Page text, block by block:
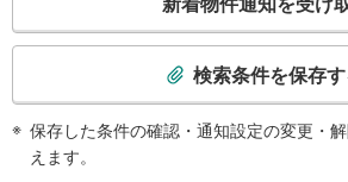
検
検索条件を保存
保存した条件の確認・通知設定の変更・
えます。